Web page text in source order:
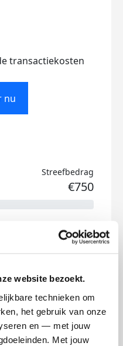
website bezoekt.
technieken om
het gebruik van onze
en — met jouw
Met jouw
transactiekosten
nu
Streefbedrag
€750